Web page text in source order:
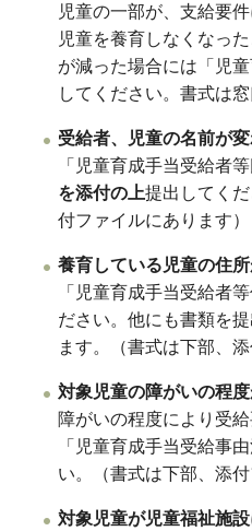
児童の一部が、支給要
児童を養育しなくなっ
が減った場合には「児
してください。書式は窓
受給者、児童の名前が
「児童育成手当受給者
を添付の上提出してく
付ファイルにあります）
養育している児童の住
「児童育成手当受給者
ださい。他にも書類を
ます。（書式は下部、
対象児童の障がいの程
障がいの程度により受
「児童育成手当受給事
い。（書式は下部、添
対象児童が児童福祉施